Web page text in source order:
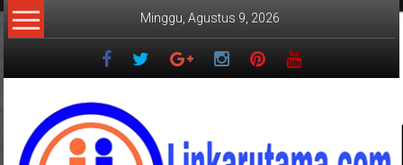
Lompat
ke
Minggu, Agustus 9, 2026